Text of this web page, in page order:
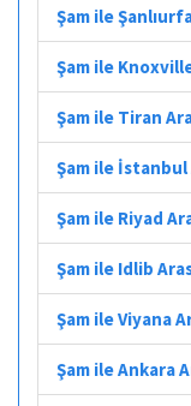
Şam ile
Şam ile
Şam ile Tiran
Şam ile İstanbul
Şam ile Riyad
Şam ile Idlib
Şam ile Viyana
Şam ile Ankara